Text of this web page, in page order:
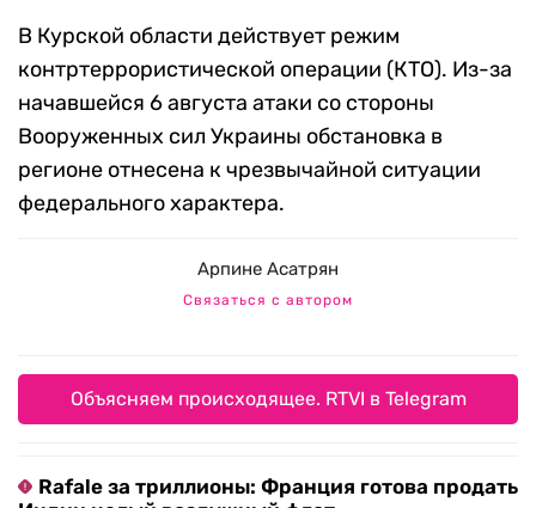
В Курской области действует режим
контртеррористической операции (КТО). Из-за
начавшейся 6 августа атаки со стороны
Вооруженных сил Украины обстановка в
регионе отнесена к чрезвычайной ситуации
федерального характера.
Арпине Асатрян
Связаться с автором
Объясняем происходящее. RTVI в Telegram
Rafale за триллионы: Франция готова продать